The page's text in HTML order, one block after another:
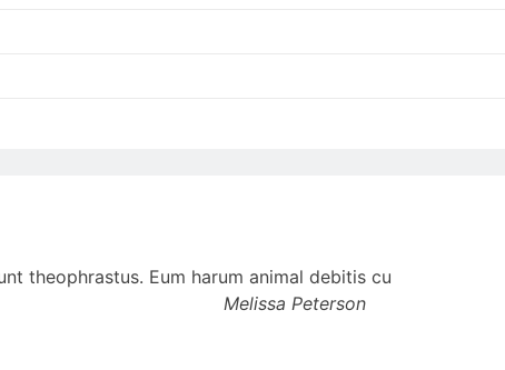
theophrastus. Eum harum animal debitis cu
Melissa Peterson